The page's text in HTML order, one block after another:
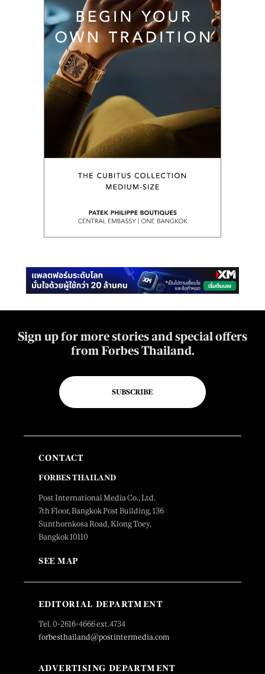
Sign up for more stories and special offers
from Forbes Thailand.
SUBSCRIBE
CONTACT
FORBES THAILAND
Post International Media Co., Ltd.
7th Floor, Bangkok Post Building, 136
Sunthornkosa Road, Klong Toey,
Bangkok 10110
SEE MAP
EDITORIAL DEPARTMENT
Tel. 0-2616-4666 ext.4734
forbesthailand@postintermedia.com
ADVERTISING DEPARTMENT